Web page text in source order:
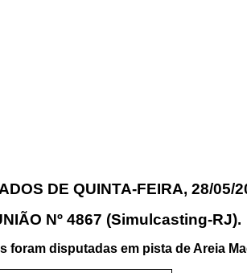
DE QUINTA-FEIRA, 28/05/
Nº 4867 (Simulcasting-RJ).
foram disputadas em pista de Areia